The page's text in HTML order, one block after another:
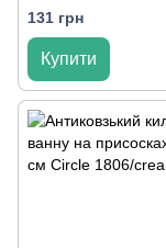
1806/blue
131 грн
Купити